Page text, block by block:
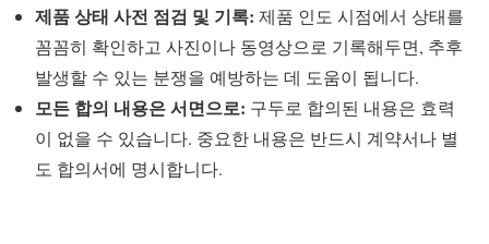
제품 상태 사전 점검 및 기록: 제품 인도 시점에서 상태를
꼼꼼히 확인하고 사진이나 동영상으로 기록해두면, 추후
발생할 수 있는 분쟁을 예방하는 데 도움이 됩니다.
모든 합의 내용은 서면으로: 구두로 합의된 내용은 효력
이 없을 수 있습니다. 중요한 내용은 반드시 계약서나 별
도 합의서에 명시합니다.